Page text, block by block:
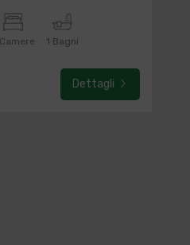
1 Bagni
Dettagli